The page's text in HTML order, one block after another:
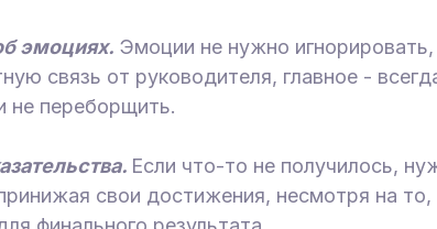
эмоциях. Эмоции не нужно
связь от руководителя, главное -
не переборщить.
Если что-то не получилось,
свои достижения, несмотря на то,